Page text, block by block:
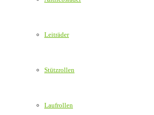
Leiträder
Stützrollen
Laufrollen